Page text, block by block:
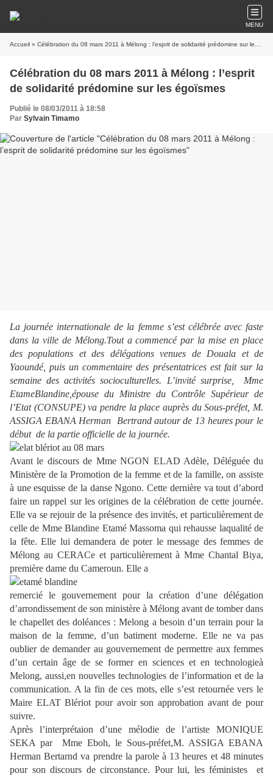
MENU
Accueil » Célébration du 08 mars 2011 à Mélong : l’esprit de solidarité prédomine sur les égoïsmes
Célébration du 08 mars 2011 à Mélong : l’esprit
de solidarité prédomine sur les égoïsmes
Publié le 08/03/2011 à 18:58
Par Sylvain Timamo
La journée internationale de la femme s’est célébrée avec faste
dans la ville de Mélong.Tout a commencé par la mise en place
des populations et des délégations venues de Douala et de
Yaoundé, puis un commentaire des présentatrices est fait sur la
semaine des activités socioculturelles. L’invité surprise, Mme
EtameBlandine,épouse du Ministre du Contrôle Supérieur de
l’Etat (CONSUPE) va pendre la place auprès du Sous-préfet, M.
ASSIGA EBANA Herman Bertrand autour de 13 heures pour le
début de la partie officielle de la journée.
Avant le discours de Mme NGON ELAD Adèle, Déléguée du
Ministère de la Promotion de la femme et de la famille, on assiste
à une esquisse de la danse Ngono. Cette dernière va tout d’abord
faire un rappel sur les origines de la célébration de cette journée.
Elle va se rejouir de la présence des invités, et particulièrement de
celle de Mme Blandine Etamé Massoma qui rehausse laqualité de
la fête. Elle lui demandera de poter le message des femmes de
Mélong au CERACe et particulièrement à Mme Chantal Biya,
première dame du Cameroun. Elle a
remercié le gouvernement pour la création d’une délégation
d’arrondissement de son ministère à Mélong avant de tomber dans
le chapellet des doléances : Melong a besoin d’un terrain pour la
maison de la femme, d’un batiment moderne. Elle ne va pas
oublier de demander au gouvernement de permettre aux femmes
d’un certain âge de se former en sciences et en technologieà
Melong, aussi,en nouvelles technologies de l’information et de la
communication. A la fin de ces mots, elle s’est retournée vers le
Maire ELAT Blériot pour avoir son approbation avant de pour
suivre.
Après l’interprétaion d’une mélodie de l’artiste MONIQUE
SEKA par Mme Eboh, le Sous-préfet,M. ASSIGA EBANA
Herman Bertarnd va prendre la parole à 13 heures et 48 minutes
pour son discours de circonstance. Pour lui, les féministes et